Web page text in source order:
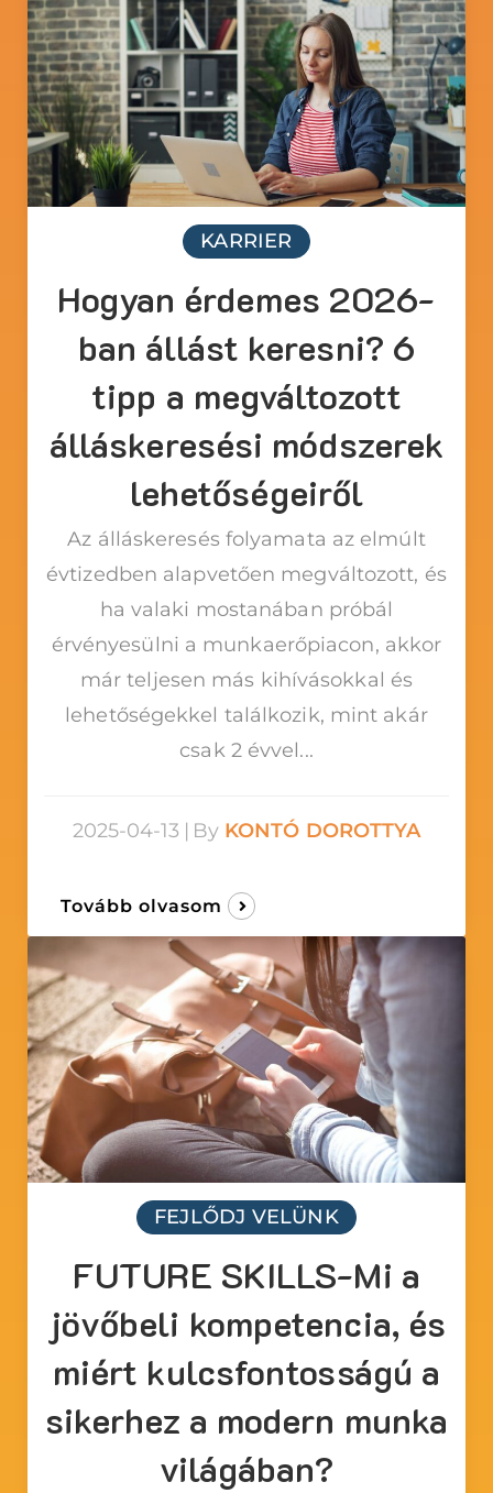
KARRIER
Hogyan érdemes 2026-
ban állást keresni? 6
tipp a megváltozott
álláskeresési módszerek
lehetőségeiről
Az álláskeresés folyamata az elmúlt
évtizedben alapvetően megváltozott, és
ha valaki mostanában próbál
érvényesülni a munkaerőpiacon, akkor
már teljesen más kihívásokkal és
lehetőségekkel találkozik, mint akár
csak 2 évvel...
2025-04-13 | By KONTÓ DOROTTYA
Tovább olvasom
FEJLŐDJ VELÜNK
FUTURE SKILLS-Mi a
jövőbeli kompetencia, és
miért kulcsfontosságú a
sikerhez a modern munka
világában?